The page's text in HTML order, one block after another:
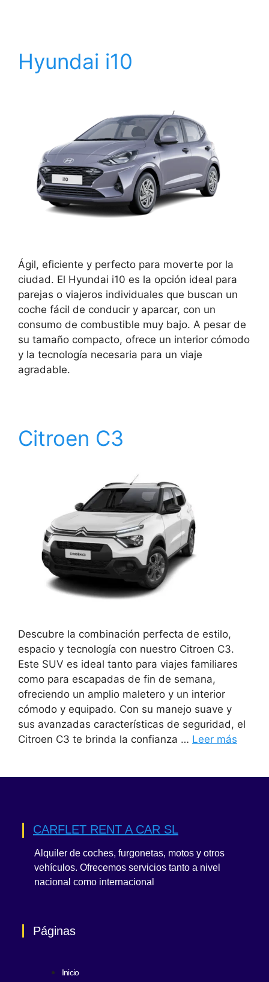
Hyundai i10
Ágil, eficiente y perfecto para moverte por la
ciudad. El Hyundai i10 es la opción ideal para
parejas o viajeros individuales que buscan un
coche fácil de conducir y aparcar, con un
consumo de combustible muy bajo. A pesar de
su tamaño compacto, ofrece un interior cómodo
y la tecnología necesaria para un viaje
agradable.
Citroen C3
Descubre la combinación perfecta de estilo,
espacio y tecnología con nuestro Citroen C3.
Este SUV es ideal tanto para viajes familiares
como para escapadas de fin de semana,
ofreciendo un amplio maletero y un interior
cómodo y equipado. Con su manejo suave y
sus avanzadas características de seguridad, el
Citroen C3 te brinda la confianza … Leer más
CARFLET RENT A CAR SL
Alquiler de coches, furgonetas, motos y otros
vehículos. Ofrecemos servicios tanto a nivel
nacional como internacional
Páginas
Inicio